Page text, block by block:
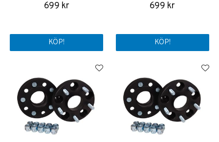
699 kr
KÖP!
699 kr
KÖP!